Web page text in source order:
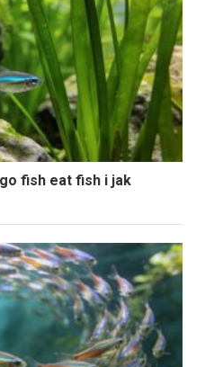
fish eat fish i jak